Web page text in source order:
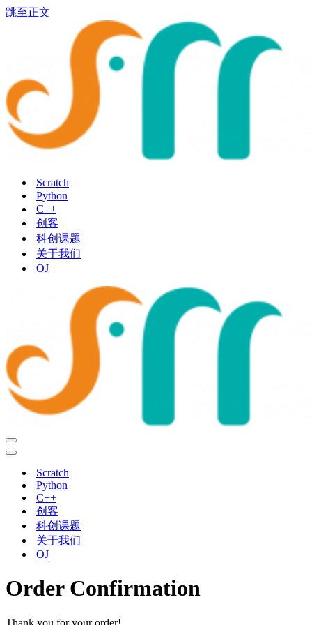
跳至正文
Scratch
Python
C++
创客
科创课题
关于我们
OJ
导
航
导
Scratch
Python
C++
创客
科创课题
关于我们
OJ
Order Confirmation
Thank you for your order!